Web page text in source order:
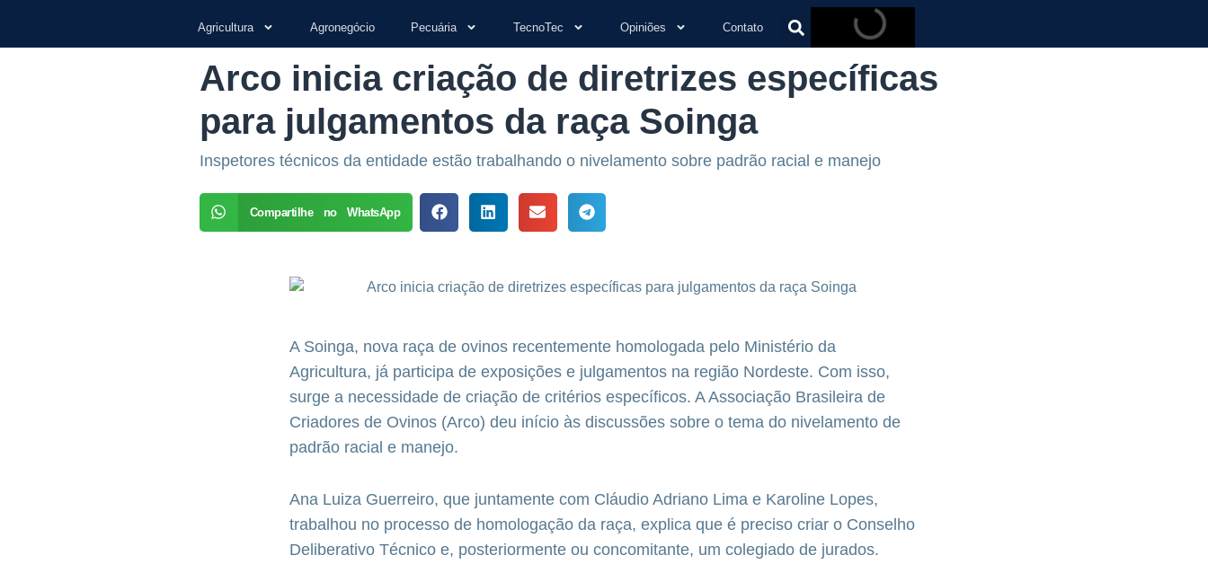
Agricultura Agronegócio Pecuária TecnoTec Opiniões Contato
Arco inicia criação de diretrizes específicas
para julgamentos da raça Soinga
Inspetores técnicos da entidade estão trabalhando o nivelamento sobre padrão racial e manejo
Compartilhe no WhatsApp
A Soinga, nova raça de ovinos recentemente homologada pelo Ministério da
Agricultura, já participa de exposições e julgamentos na região Nordeste. Com isso,
surge a necessidade de criação de critérios específicos. A Associação Brasileira de
Criadores de Ovinos (Arco) deu início às discussões sobre o tema do nivelamento de
padrão racial e manejo.
Ana Luiza Guerreiro, que juntamente com Cláudio Adriano Lima e Karoline Lopes,
trabalhou no processo de homologação da raça, explica que é preciso criar o Conselho
Deliberativo Técnico e, posteriormente ou concomitante, um colegiado de jurados.